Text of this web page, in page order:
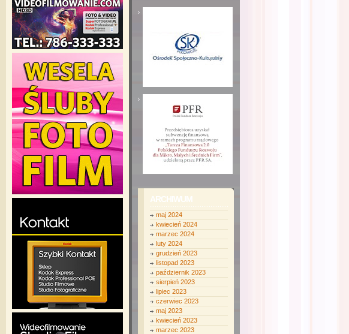
ARCHIWUM
maj 2024
kwiecień 2024
marzec 2024
luty 2024
grudzień 2023
listopad 2023
październik 2023
sierpień 2023
lipiec 2023
czerwiec 2023
maj 2023
kwiecień 2023
marzec 2023